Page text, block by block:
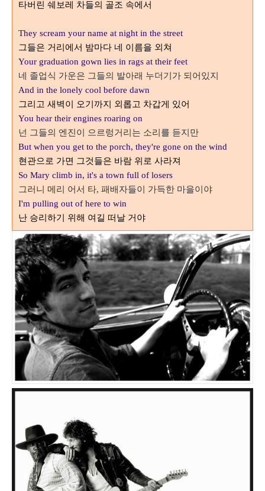
타버린 쉐보레 차들의 골조 속에서
They scream your name at night in the street
그들은 거리에서 밤마다 네 이름을 외쳐
Your graduation gown lies in rags at their feet
네 졸업식 가운은 그들의 발아래 누더기가 되어있지
And in the lonely cool before dawn
그리고 새벽이 오기까지 외롭고 차갑게 있어
You hear their engines roaring on
넌 그들의 엔진이 으르렁거리는 소리를 듣지만
But when you get to the porch, they're gone on the wind
현관으로 가면 그것들은 바람 위로 사라져
So Mary climb in, it's a town full of losers
그러니 메리 어서 타, 패배자들이 가득한 마을이야
I'm pulling out of here to win
난 승리하기 위해 여길 떠날 거야